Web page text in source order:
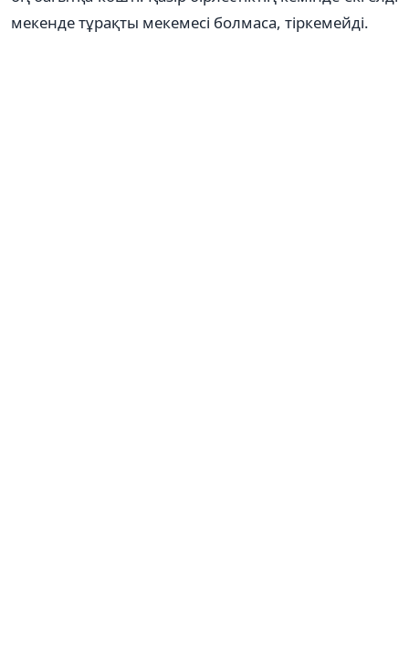
мекенде тұрақты мекемесі болмаса, тіркемейді.